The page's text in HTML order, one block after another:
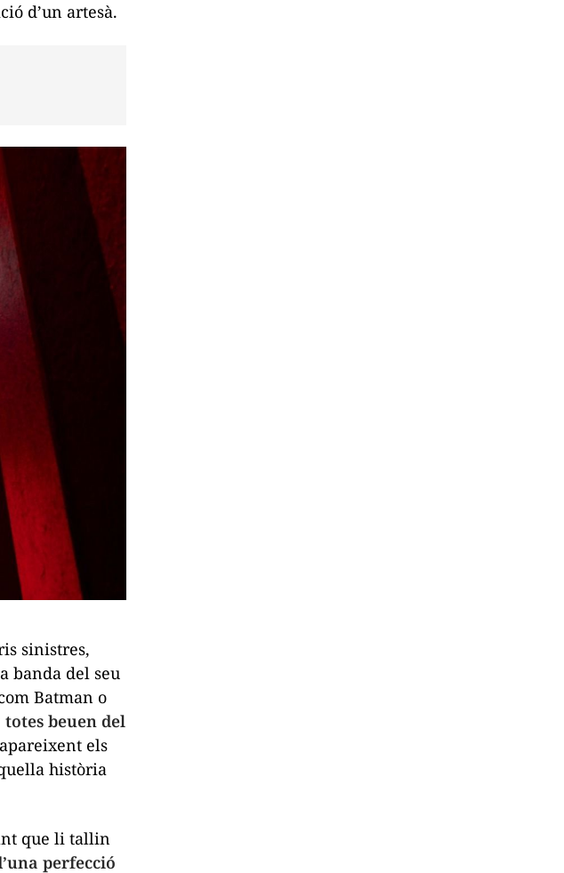
d’un artesà.
sinistres,
banda del seu
Batman o
totes beuen del
els
història
que li tallin
perfecció